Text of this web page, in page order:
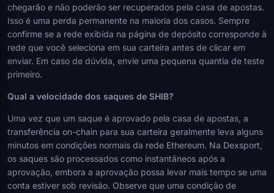
chegarão e não poderão ser recuperados pela casa de apostas.
Isso é uma perda permanente na maioria dos casos. Sempre
confirme se a rede exibida na página de depósito corresponde à
rede que você seleciona em sua carteira antes de clicar em
enviar. Em caso de dúvida, envie uma pequena quantia de teste
primeiro.
Qual a velocidade dos saques de SHIB?
Uma vez que um saque é aprovado pela casa de apostas, a
transferência on-chain para sua carteira geralmente leva alguns
minutos em condições normais da rede Ethereum. Na Dexsport,
os saques são processados como instantâneos após a
aprovação, embora a aprovação possa levar mais tempo se uma
conta estiver sob revisão. Observe que uma condição de